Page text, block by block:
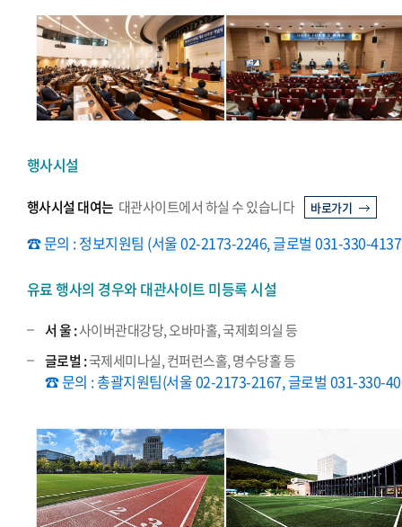
행사시설
행사시설 대여는 대관사이트에서 하실 수 있습니다 바로가기
☎ 문의 : 정보지원팀 (서울 02-2173-2246, 글로벌 031-330-
유료 행사의 경우와 대관사이트 미등록 시설
서 울 :사이버관대강당, 오바마홀, 국제회의실 등
글로벌 :국제세미나실, 컨퍼런스홀, 명수당홀 등
☎ 문의 : 총괄지원팀(서울 02-2173-2167, 글로벌 031-330-